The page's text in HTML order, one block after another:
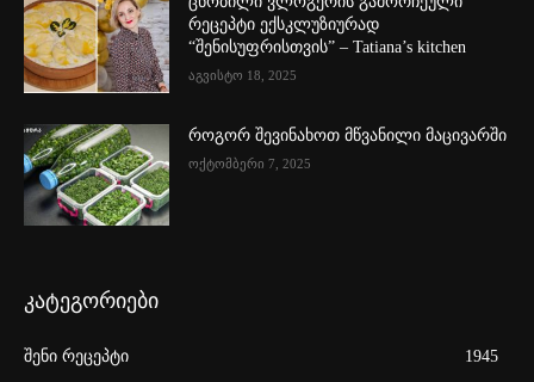
რეცეპტი ექსკლუზიურად
“შენისუფრისთვის” – Tatiana’s kitchen
აგვისტო 18, 2025
როგორ შევინახოთ მწვანილი მაცივარში
ოქტომბერი 7, 2025
კატეგორიები
შენი რეცეპტი
1945